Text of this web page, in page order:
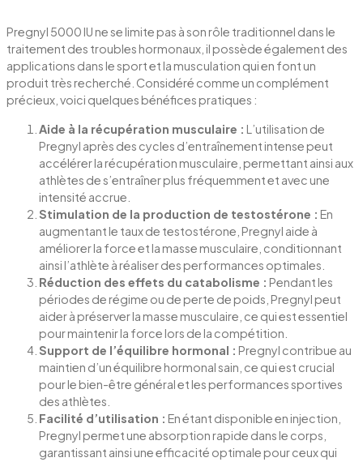
Pregnyl 5000 IU ne se limite pas à son rôle traditionnel dans le
traitement des troubles hormonaux, il possède également des
applications dans le sport et la musculation qui en font un
produit très recherché. Considéré comme un complément
précieux, voici quelques bénéfices pratiques :
Aide à la récupération musculaire : L’utilisation de
Pregnyl après des cycles d’entraînement intense peut
accélérer la récupération musculaire, permettant ainsi aux
athlètes de s’entraîner plus fréquemment et avec une
intensité accrue.
Stimulation de la production de testostérone : En
augmentant le taux de testostérone, Pregnyl aide à
améliorer la force et la masse musculaire, conditionnant
ainsi l’athlète à réaliser des performances optimales.
Réduction des effets du catabolisme : Pendant les
périodes de régime ou de perte de poids, Pregnyl peut
aider à préserver la masse musculaire, ce qui est essentiel
pour maintenir la force lors de la compétition.
Support de l’équilibre hormonal : Pregnyl contribue au
maintien d’un équilibre hormonal sain, ce qui est crucial
pour le bien-être général et les performances sportives
des athlètes.
Facilité d’utilisation : En étant disponible en injection,
Pregnyl permet une absorption rapide dans le corps,
garantissant ainsi une efficacité optimale pour ceux qui